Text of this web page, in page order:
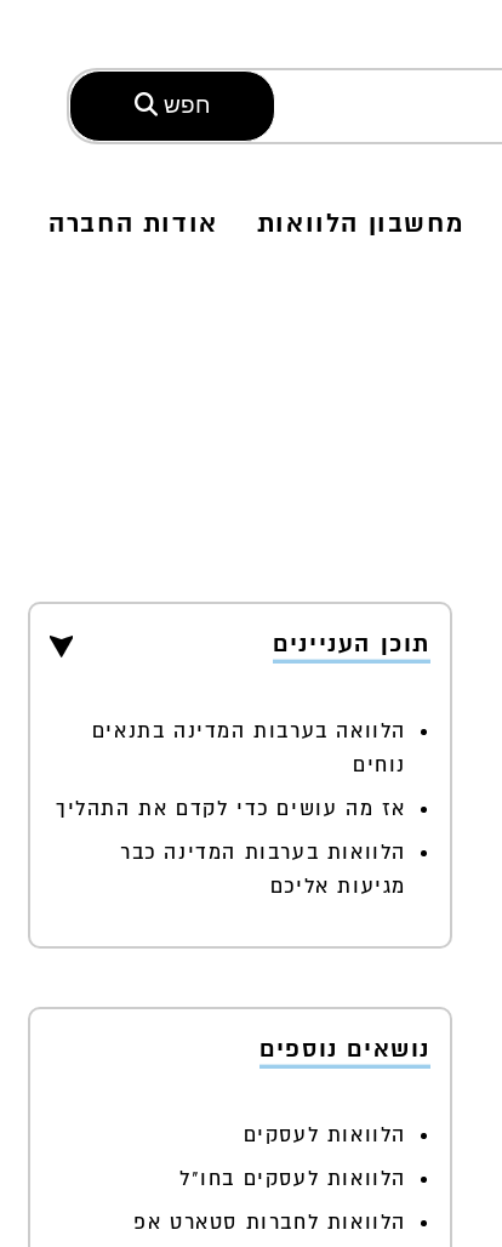
חפש
מחשבון הלוואות אודות החברה
תוכן העניינים
הלוואה בערבות המדינה בתנאים
נוחים
אז מה עושים כדי לקדם את התהליך
הלוואות בערבות המדינה כבר
מגיעות אליכם
נושאים נוספים
הלוואות לעסקים
הלוואות לעסקים בחו"ל
הלוואות לחברות סטארט אפ